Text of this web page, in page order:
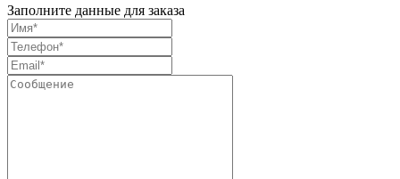
Заполните данные для заказа